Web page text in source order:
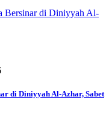
di Diniyyah Al-Azhar, Sabet